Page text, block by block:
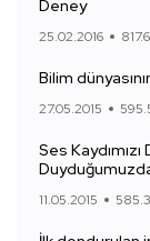
Deney
25.02.2016
Bilim
27.05.2015
Ses
11.05.2015